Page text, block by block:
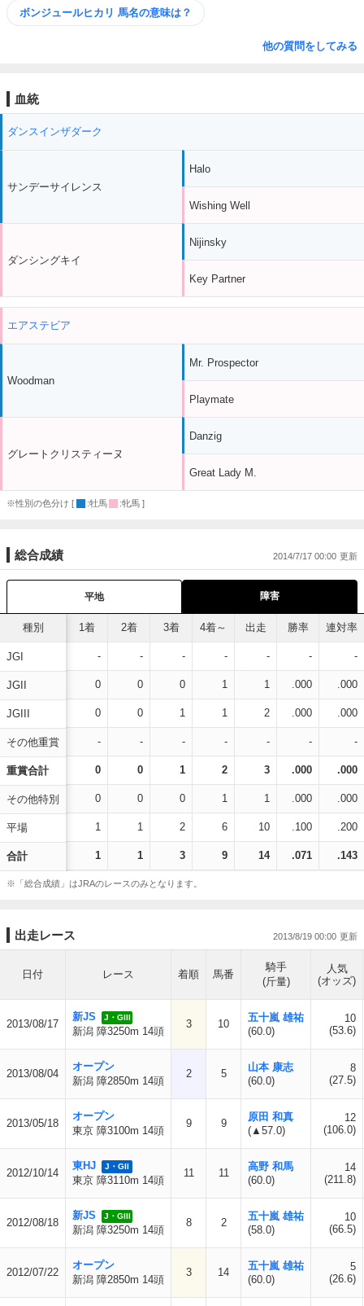
ボンジュールヒカリ 馬名の意味は？
他の質問をしてみる
血統
ダンスインザダーク
サンデーサイレンス
ダンシングキイ
Halo
Wishing Well
Nijinsky
Key Partner
エアステビア
Woodman
グレートクリスティーヌ
Mr. Prospector
Playmate
Danzig
Great Lady M.
※性別の色分け [ :牡馬 :牝馬 ]
総合成績 2014/7/17 00:00
平地 障害
種別
JGI
JGII
JGIII
その他重賞
重賞合計
その他特別
平場
合計
1着 2着 3着 4着～ 出走 勝率 連対率
- - - - - - -
0 0 0 1 1 .000 .000
0 0 1 1 2 .000 .000
- - - - - - -
0 0 1 2 3 .000 .000
0 0 0 1 1 .000 .000
1 1 2 6 10 .100 .200
1 1 3 9 14 .071 .143
※「総合成績」はJRAのレースのみとなります。
出走レース 2013/8/19 00:00
日付 レース 着順 馬番
騎手
(斤量)
人気
(オッズ)
2013/08/17
新JS J・GIII
新潟 障3250m 14頭
3 10
五十嵐 雄祐
(60.0)
10
(53.6)
2013/08/04
オープン
新潟 障2850m 14頭
2 5
山本 康志
(60.0)
8
(27.5)
2013/05/18
オープン
東京 障3100m 14頭
9 9
原田 和真
(▲57.0)
12
(106.0)
2012/10/14
東HJ J・GII
東京 障3110m 14頭
11 11
高野 和馬
(60.0)
14
(211.8)
2012/08/18
新JS J・GIII
新潟 障3250m 14頭
8 2
五十嵐 雄祐
(58.0)
10
(66.5)
2012/07/22
オープン
新潟 障2850m 14頭
3 14
五十嵐 雄祐
(60.0)
5
(26.6)